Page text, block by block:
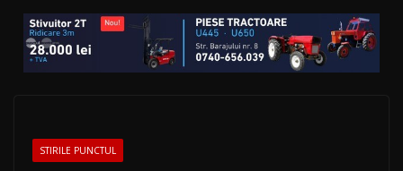
STIRILE PUNCTUL